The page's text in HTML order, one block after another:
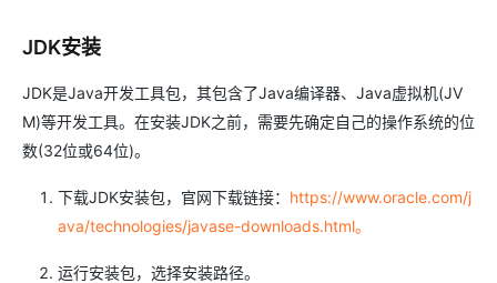
JDK安装
JDK是Java开发工具包，其包含了Java编译器、Java虚拟机(JV
M)等开发工具。在安装JDK之前，需要先确定自己的操作系统的位
数(32位或64位)。
下载JDK安装包，官网下载链接： https://www.oracle.com/j
ava/technologies/javase-downloads.html。
运行安装包，选择安装路径。